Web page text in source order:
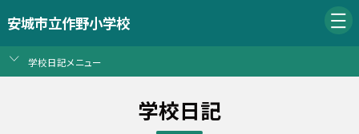
安城市立作野小学校
学校日記メニュー
学校日記